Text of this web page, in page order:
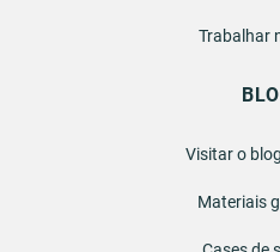
Trabalhar
Visitar o
Materiais